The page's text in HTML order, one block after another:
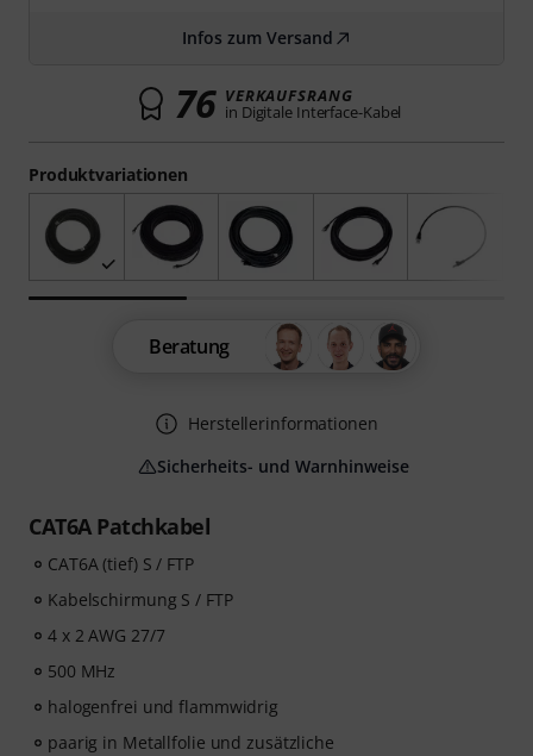
CAT6A Patchkabel
CAT6A (tief) S / FTP
Kabelschirmung S / FTP
4 x 2 AWG 27/7
500 MHz
halogenfrei und flammwidrig
paarig in Metallfolie und zusätzliche
Produktvariationen
Infos zum Versand
76 VERKAUFSRANG
in Digitale Interface-Kabel
Beratung
Herstellerinformationen
Sicherheits- und Warnhinweise